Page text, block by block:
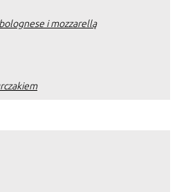
i mozzarellą